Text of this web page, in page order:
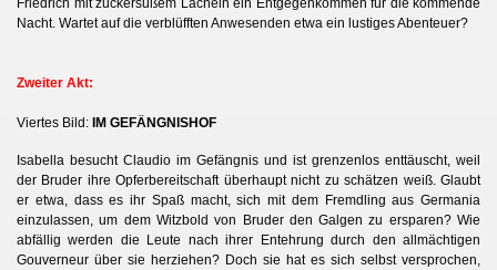
Friedrich mit zuckersüßem Lächeln ein Entgegenkommen für die kommende
Nacht. Wartet auf die verblüfften Anwesenden etwa ein lustiges Abenteuer?
Zweiter Akt:
Viertes Bild: IM GEFÄNGNISHOF
Isabella besucht Claudio im Gefängnis und ist grenzenlos enttäuscht, weil
der Bruder ihre Opferbereitschaft überhaupt nicht zu schätzen weiß. Glaubt
er etwa, dass es ihr Spaß macht, sich mit dem Fremdling aus Germania
einzulassen, um dem Witzbold von Bruder den Galgen zu ersparen? Wie
abfällig werden die Leute nach ihrer Entehrung durch den allmächtigen
Gouverneur über sie herziehen? Doch sie hat es sich selbst versprochen,